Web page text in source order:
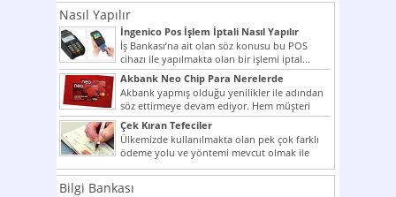
Nasıl Yapılır
İngenico Pos İşlem İptali Nasıl Yapılır
İş Bankası’na ait olan söz konusu bu POS
cihazı ile yapılmakta olan bir işlemi iptal...
Akbank Neo Chip Para Nerelerde
Kullanılır?
Akbank yapmış olduğu yenilikler ile adından
söz ettirmeye devam ediyor. Hem müşteri
potansiyelini arttırmak hem...
Çek Kıran Tefeciler
Ülkemizde kullanılmakta olan pek çok farklı
ödeme yolu ve yöntemi mevcut olmak ile
beraber bunlar...
Bilgi Bankası